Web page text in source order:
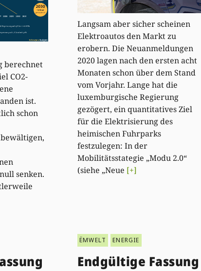
berechnet
CO2-
ist.
schon
senken.
Langsam aber sicher scheinen
Elektroautos den Markt zu
erobern. Die Neuanmeldungen
2020 lagen nach den ersten acht
Monaten schon über dem Stand
vom Vorjahr. Lange hat die
luxemburgische Regierung
gezögert, ein quantitatives Ziel
für die Elektrisierung des
heimischen Fuhrparks
festzulegen: In der
Mobilitätsstategie „Modu 2.0“
(siehe „Neue [+]
ËMWELT ENERGIE
Endgültige Fassung